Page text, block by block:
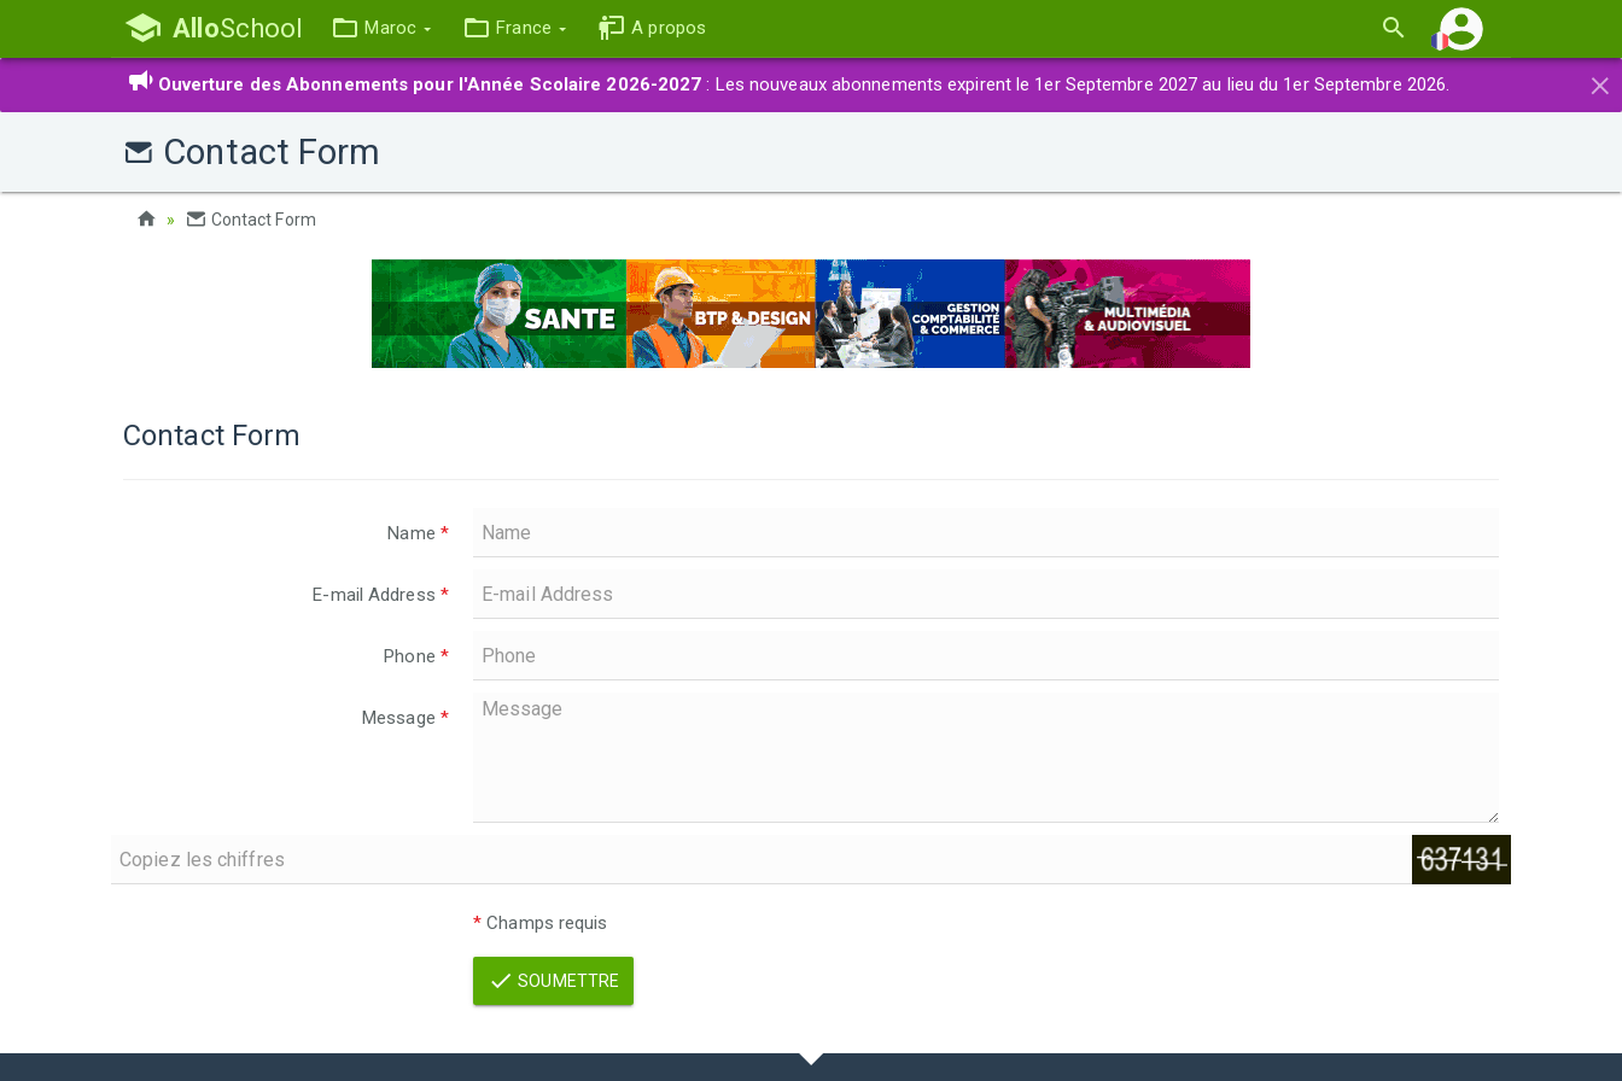
AlloSchool Maroc France A propos
×
Ouverture des Abonnements pour l'Année Scolaire 2026-2027 : Les nouveaux abonnements expirent le 1er Septembre 2027 au lieu du 1er Septembre 2026.
Contact Form
Contact Form
Contact Form
Name *
E-mail Address *
Phone *
Message *
* Champs requis
SOUMETTRE